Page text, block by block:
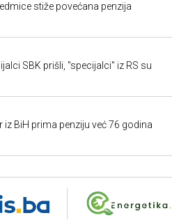
stiže povećana penzija
SBK prišli, "specijalci" iz RS su
iz BiH prima penziju već 76 godina